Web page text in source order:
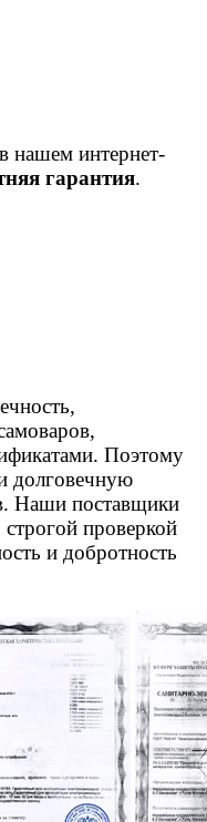
нашем интернет-
гарантия.
Поэтому
долговечную
Наши поставщики
проверкой
и добротность